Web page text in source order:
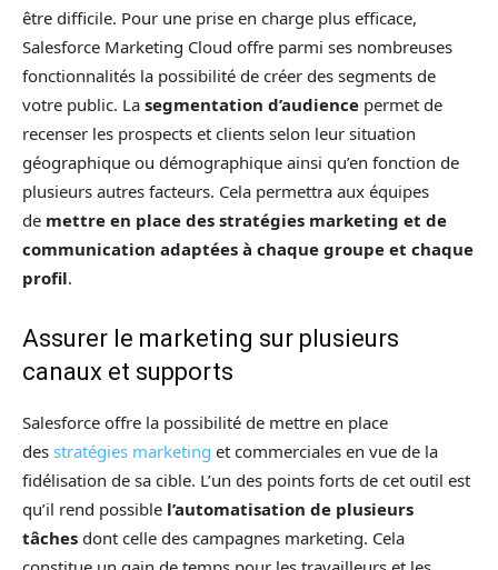
être difficile. Pour une prise en charge plus efficace,
Salesforce Marketing Cloud offre parmi ses nombreuses
fonctionnalités la possibilité de créer des segments de
votre public. La segmentation d’audience permet de
recenser les prospects et clients selon leur situation
géographique ou démographique ainsi qu’en fonction de
plusieurs autres facteurs. Cela permettra aux équipes
de mettre en place des stratégies marketing et de
communication adaptées à chaque groupe et chaque
profil.
Assurer le marketing sur plusieurs
canaux et supports
Salesforce offre la possibilité de mettre en place
des stratégies marketing et commerciales en vue de la
fidélisation de sa cible. L’un des points forts de cet outil est
qu’il rend possible l’automatisation de plusieurs
tâches dont celle des campagnes marketing. Cela